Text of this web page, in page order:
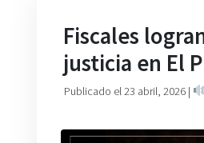
Fiscales
justicia en El
Publicado el 23 abril, 2026 |